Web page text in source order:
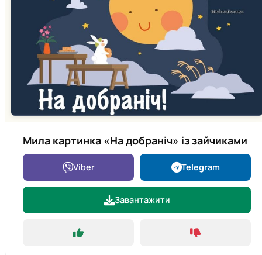
Мила картинка «На добраніч» із зайчиками
Viber Telegram
Завантажити